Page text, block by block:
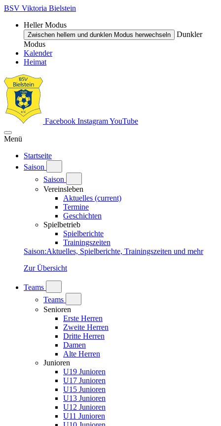
BSV Viktoria Bielstein
Heller Modus
Zwischen hellem und dunklen Modus herwechseln
Dunkler
Modus
Kalender
Heimat
Facebook InstagramYouTube
Menü
Startseite
Saison
Saison
Vereinsleben
Aktuelles (current)
Termine
Geschichten
Spielbetrieb
Spielberichte
Trainingszeiten
Saison:Aktuelles, Spielberichte, Trainingszeiten und mehr
Zur Übersicht
Teams
Teams
Senioren
Erste Herren
Zweite Herren
Dritte Herren
Damen
Alte Herren
Junioren
U19 Junioren
U17 Junioren
U15 Junioren
U13 Junioren
U12 Junioren
U11 Junioren